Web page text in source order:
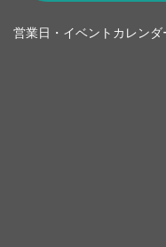
営業日・イベントカレンダ